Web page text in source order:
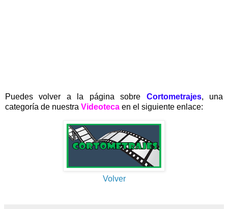
Puedes volver a la página sobre Cortometrajes, una
categoría de nuestra Videoteca en el siguiente enlace:
Volver